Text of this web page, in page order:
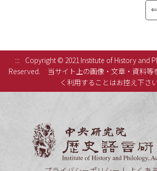
:::
Copyright © 2021 Institute of History and
Reserved.
当サイト上の画像・文章・資料等
く利用することはお控え下さい